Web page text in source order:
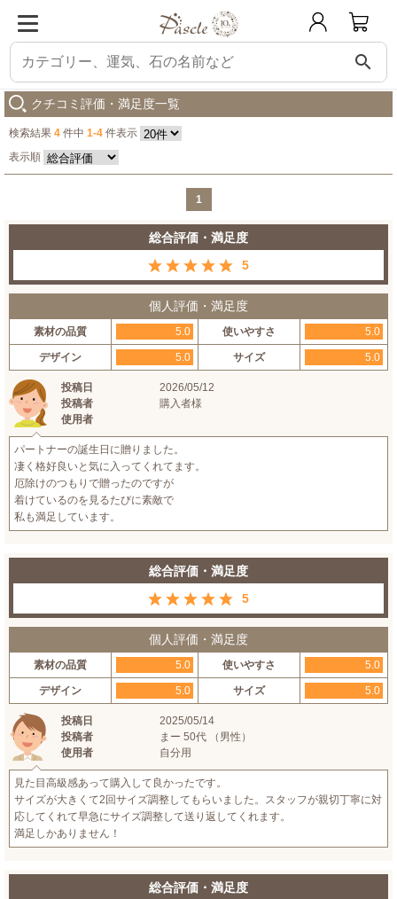
search
パスクル 【X.G】ルチルクォーツ・ブルータイガーアイ メンズブレスレット
クチコミ評価・満足度一覧
検索結果 4 件中 1-4 件表示
表示順
1
総合評価・満足度
5
個人評価・満足度
素材の品質 5.0 使いやすさ 5.0
デザイン 5.0 サイズ 5.0
投稿日
2026/05/12
投稿者
購入者様
使用者
パートナーの誕生日に贈りました。
凄く格好良いと気に入ってくれてます。
厄除けのつもりで贈ったのですが
着けているのを見るたびに素敵で
私も満足しています。
総合評価・満足度
5
個人評価・満足度
素材の品質 5.0 使いやすさ 5.0
デザイン 5.0 サイズ 5.0
投稿日
2025/05/14
投稿者
まー 50代 （男性）
使用者
自分用
見た目高級感あって購入して良かったです。
サイズが大きくて2回サイズ調整してもらいました。スタッフが親切丁寧に対
応してくれて早急にサイズ調整して送り返してくれます。
満足しかありません！
総合評価・満足度